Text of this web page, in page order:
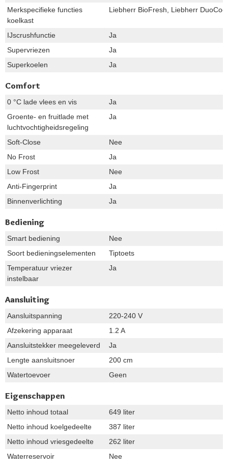
Merkspecifieke functies
koelkast
Liebherr BioFresh, Liebherr
IJscrushfunctie
Ja
Supervriezen
Ja
Superkoelen
Ja
Comfort
0 °C lade vlees en vis
Ja
Groente- en fruitlade met
luchtvochtigheidsregeling
Ja
Soft-Close
Nee
No Frost
Ja
Low Frost
Nee
Anti-Fingerprint
Ja
Binnenverlichting
Ja
Bediening
Smart bediening
Nee
Soort bedieningselementen
Tiptoets
Temperatuur vriezer
instelbaar
Ja
Aansluiting
Aansluitspanning
220-240 V
Afzekering apparaat
1.2 A
Aansluitstekker meegeleverd
Ja
Lengte aansluitsnoer
200 cm
Watertoevoer
Geen
Eigenschappen
Netto inhoud totaal
649 liter
Netto inhoud koelgedeelte
387 liter
Netto inhoud vriesgedeelte
262 liter
Waterreservoir
Nee